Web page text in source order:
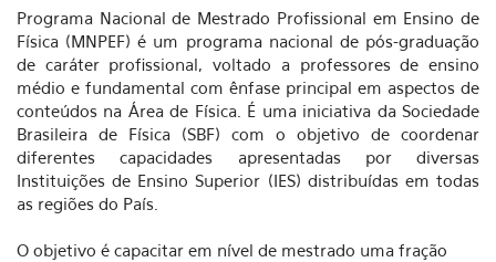
Programa Nacional de Mestrado Profissional em Ensino de
Física (MNPEF) é um programa nacional de pós-graduação
de caráter profissional, voltado a professores de ensino
médio e fundamental com ênfase principal em aspectos de
conteúdos na Área de Física. É uma iniciativa da Sociedade
Brasileira de Física (SBF) com o objetivo de coordenar
diferentes capacidades apresentadas por diversas
Instituições de Ensino Superior (IES) distribuídas em todas
as regiões do País.
O objetivo é capacitar em nível de mestrado uma fração